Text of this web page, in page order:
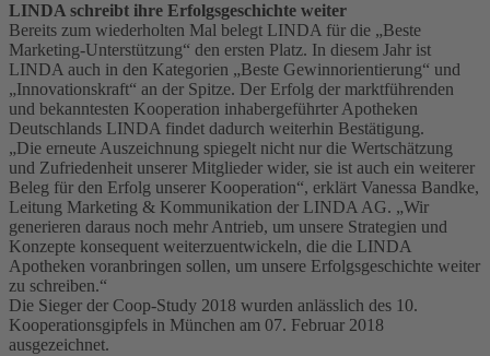
LINDA schreibt ihre Erfolgsgeschichte weiter
Bereits zum wiederholten Mal belegt LINDA für die „Beste
Marketing-Unterstützung“ den ersten Platz. In diesem Jahr ist
LINDA auch in den Kategorien „Beste Gewinnorientierung“ und
„Innovationskraft“ an der Spitze. Der Erfolg der marktführenden
und bekanntesten Kooperation inhabergeführter Apotheken
Deutschlands LINDA findet dadurch weiterhin Bestätigung.
„Die erneute Auszeichnung spiegelt nicht nur die Wertschätzung
und Zufriedenheit unserer Mitglieder wider, sie ist auch ein weiterer
Beleg für den Erfolg unserer Kooperation“, erklärt Vanessa Bandke,
Leitung Marketing & Kommunikation der LINDA AG. „Wir
generieren daraus noch mehr Antrieb, um unsere Strategien und
Konzepte konsequent weiterzuentwickeln, die die LINDA
Apotheken voranbringen sollen, um unsere Erfolgsgeschichte weiter
zu schreiben.“
Die Sieger der Coop-Study 2018 wurden anlässlich des 10.
Kooperationsgipfels in München am 07. Februar 2018
ausgezeichnet.